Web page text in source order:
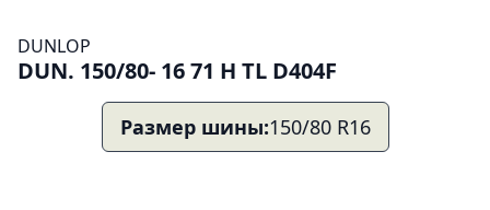
DUNLOP
DUN. 150/80- 16 71 H TL D404F
Размер шины:150/80 R16